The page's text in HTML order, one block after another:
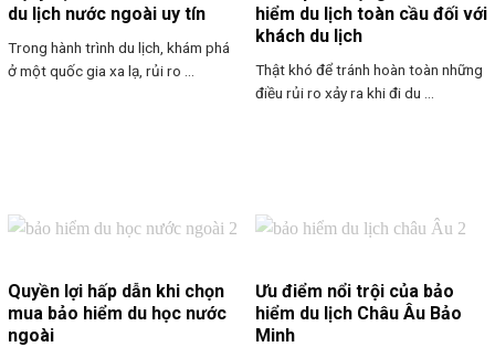
du lịch nước ngoài uy tín
Trong hành trình du lịch, khám phá
ở một quốc gia xa lạ, rủi ro ...
hiểm du lịch toàn cầu đối với
khách du lịch
Thật khó để tránh hoàn toàn những
điều rủi ro xảy ra khi đi du ...
Quyền lợi hấp dẫn khi chọn
mua bảo hiểm du học nước
ngoài
Ưu điểm nổi trội của bảo
hiểm du lịch Châu Âu Bảo
Minh